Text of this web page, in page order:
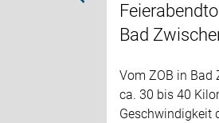
Bad
Vom ZOB in Bad
ca. 30 bis 40
Geschwindigkeit